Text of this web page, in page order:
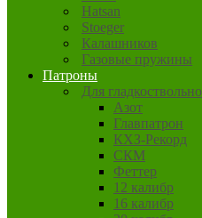
Hatsan
Stoeger
Калашников
Газовые пружины
Патроны
Для
Азот
Главпатрон
КХЗ-Рекорд
СКМ
Феттер
12 калибр
16 калибр